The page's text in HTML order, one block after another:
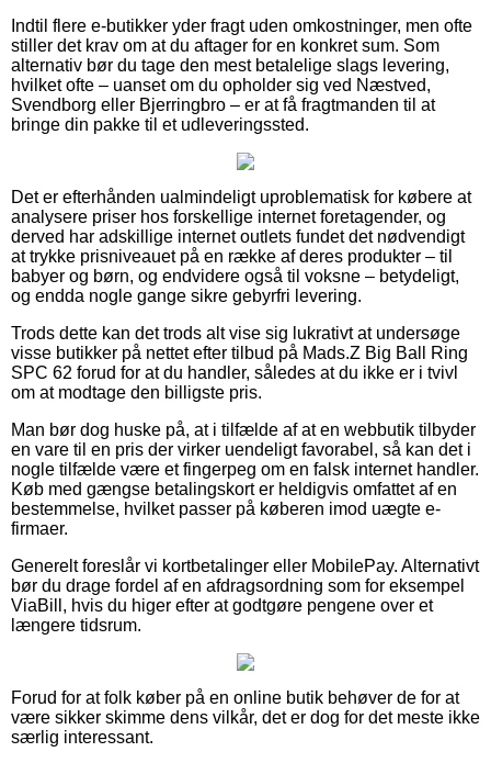
Indtil flere e-butikker yder fragt uden omkostninger, men ofte
stiller det krav om at du aftager for en konkret sum. Som
alternativ bør du tage den mest betalelige slags levering,
hvilket ofte – uanset om du opholder sig ved Næstved,
Svendborg eller Bjerringbro – er at få fragtmanden til at
bringe din pakke til et udleveringssted.
Det er efterhånden ualmindeligt uproblematisk for købere at
analysere priser hos forskellige internet foretagender, og
derved har adskillige internet outlets fundet det nødvendigt
at trykke prisniveauet på en række af deres produkter – til
babyer og børn, og endvidere også til voksne – betydeligt,
og endda nogle gange sikre gebyrfri levering.
Trods dette kan det trods alt vise sig lukrativt at undersøge
visse butikker på nettet efter tilbud på Mads.Z Big Ball Ring
SPC 62 forud for at du handler, således at du ikke er i tvivl
om at modtage den billigste pris.
Man bør dog huske på, at i tilfælde af at en webbutik tilbyder
en vare til en pris der virker uendeligt favorabel, så kan det i
nogle tilfælde være et fingerpeg om en falsk internet handler.
Køb med gængse betalingskort er heldigvis omfattet af en
bestemmelse, hvilket passer på køberen imod uægte e-
firmaer.
Generelt foreslår vi kortbetalinger eller MobilePay. Alternativt
bør du drage fordel af en afdragsordning som for eksempel
ViaBill, hvis du higer efter at godtgøre pengene over et
længere tidsrum.
Forud for at folk køber på en online butik behøver de for at
være sikker skimme dens vilkår, det er dog for det meste ikke
særlig interessant.